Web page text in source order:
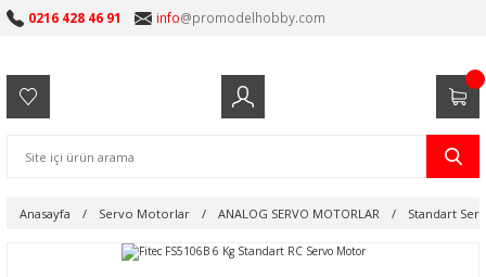
0216 428 46 91 info@promodelhobby.com
Anasayfa Servo Motorlar ANALOG SERVO MOTORLAR Standart